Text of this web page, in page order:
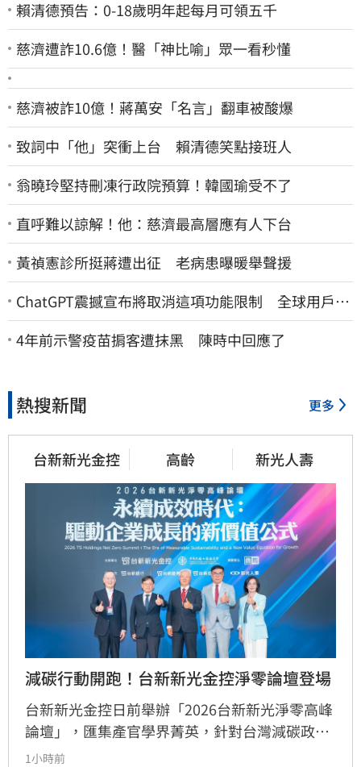
賴清德預告：0-18歲明年起每月可領五千
慈濟遭詐10.6億！醫「神比喻」眾一看秒懂
慈濟被詐10億！蔣萬安「名言」翻車被酸爆
致詞中「他」突衝上台 賴清德笑點接班人
翁曉玲堅持刪凍行政院預算！韓國瑜受不了
直呼難以諒解！他：慈濟最高層應有人下台
黃禎憲診所挺蔣遭出征 老病患曝暖舉聲援
ChatGPT震撼宣布將取消這項功能限制 全球用戶即
刻起「免費」用到飽
4年前示警疫苗掮客遭抹黑 陳時中回應了
熱搜新聞 更多
台新新光金控 高齡 新光人壽
減碳行動開跑！台新新光金控淨零論壇登場
台新新光金控日前舉辦「2026台新新光淨零高峰
論壇」，匯集產官學界菁英，針對台灣減碳政
策、碳定價制度及企業轉型策略進行深度對話。
1小時前